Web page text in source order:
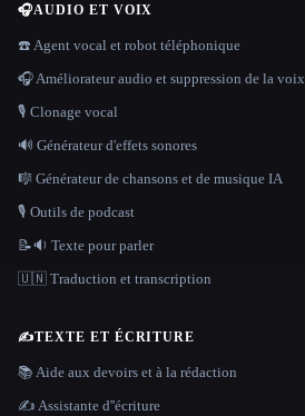
🎧AUDIO ET VOIX
☎️ Agent vocal et robot téléphonique
🎧 Améliorateur audio et suppression de la voix
🎙️ Clonage vocal
🔊 Générateur d'effets sonores
🎼 Générateur de chansons et de musique IA
🎙️ Outils de podcast
📝🔉 Texte pour parler
🇺🇳 Traduction et transcription
✍️TEXTE ET ÉCRITURE
📚 Aide aux devoirs et à la rédaction
✍️ Assistante d''écriture